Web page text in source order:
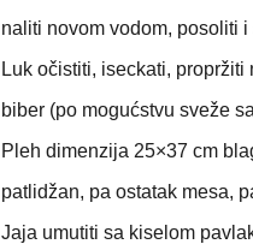
naliti novom vodom, posoliti
Luk očistiti, iseckati,
biber (po mogućstvu sveže
Pleh dimenzija 25×37 cm
patlidžan, pa ostatak mesa,
Jaja umutiti sa kiselom